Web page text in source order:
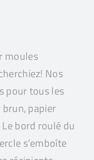
moules
Nos
pour tous les
papier
bord roulé du
s’emboîte